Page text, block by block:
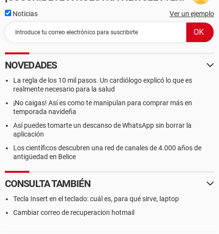
Noticias Ver un ejemplo
NOVEDADES
La regla de los 10 mil pasos. Un cardiólogo explicó lo que es
realmente necesario para la salud
¡No caigas! Así es como te manipulan para comprar más en
temporada navideña
Así puedes tomarte un descanso de WhatsApp sin borrar la
aplicación
Los científicos descubren una red de canales de 4.000 años de
antigüedad en Belice
CONSULTA TAMBIÉN
Tecla Insert en el teclado: cuál es, para qué sirve, laptop
Cambiar correo de recuperacion hotmail